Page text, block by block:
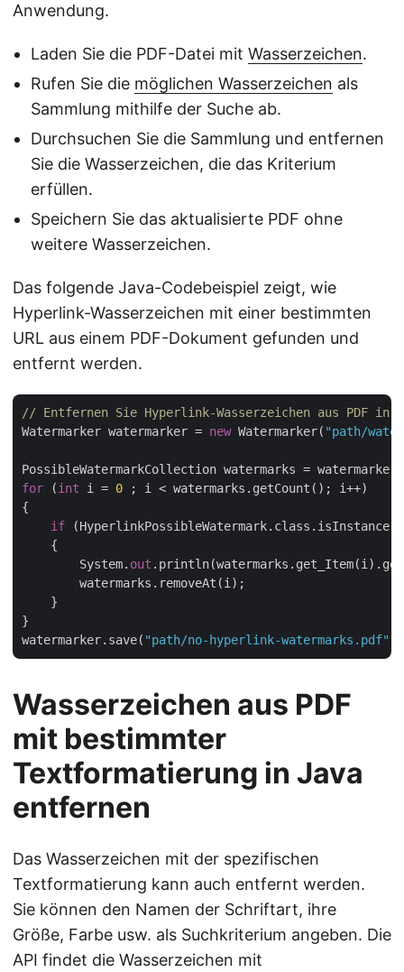
Anwendung.
Laden Sie die PDF-Datei mit Wasserzeichen.
Rufen Sie die möglichen Wasserzeichen als
Sammlung mithilfe der Suche ab.
Durchsuchen Sie die Sammlung und entfernen
Sie die Wasserzeichen, die das Kriterium
erfüllen.
Speichern Sie das aktualisierte PDF ohne
weitere Wasserzeichen.
Das folgende Java-Codebeispiel zeigt, wie
Hyperlink-Wasserzeichen mit einer bestimmten
URL aus einem PDF-Dokument gefunden und
entfernt werden.
// Entfernen Sie Hyperlink-Wasserzeichen aus PDF in
Watermarker watermarker = new Watermarker( "path/
PossibleWatermarkCollection watermarks =
for (int i = 0 ; i < watermarks.getCount(); i++)
{
if
    {
        System.
out
        watermarks.removeAt(i);
    }
}
watermarker.save( "path/no-hyperlink-watermarks.pdf"
Wasserzeichen aus PDF
mit bestimmter
Textformatierung in Java
entfernen
Das Wasserzeichen mit der spezifischen
Textformatierung kann auch entfernt werden.
Sie können den Namen der Schriftart, ihre
Größe, Farbe usw. als Suchkriterium angeben. Die
API findet die Wasserzeichen mit